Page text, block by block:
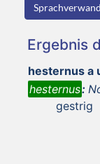
Ergebnis
hesternus a
hesternus:
gestrig